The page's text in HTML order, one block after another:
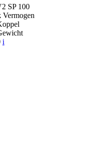
SP 100
Vermogen
i